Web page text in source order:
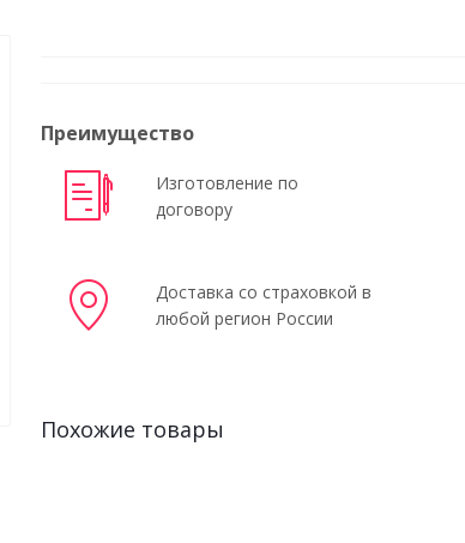
Преимущество
Изготовление по
договору
Доставка со страховкой в
любой регион России
Похожие товары